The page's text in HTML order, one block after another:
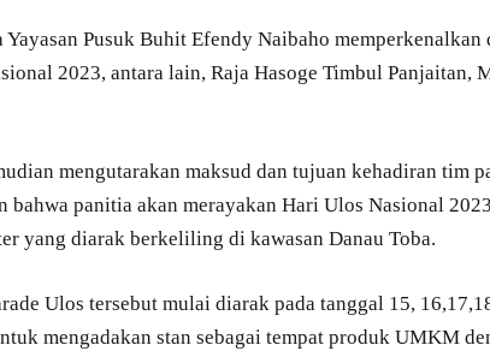
Yayasan Pusuk Buhit Efendy Naibaho
2023, antara lain, Raja Hasoge Timbul Panjaitan,
mengutarakan maksud dan tujuan kehadiran tim
bahwa panitia akan merayakan Hari Ulos Nasional
yang diarak berkeliling di kawasan Danau Toba.
Ulos tersebut mulai diarak pada tanggal 15,
mengadakan stan sebagai tempat produk UMKM